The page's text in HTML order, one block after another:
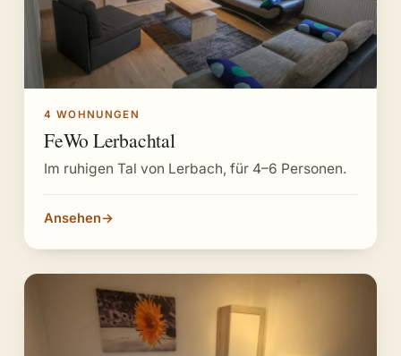
4 WOHNUNGEN
FeWo Lerbachtal
Im ruhigen Tal von Lerbach, für 4–6 Personen.
Ansehen→